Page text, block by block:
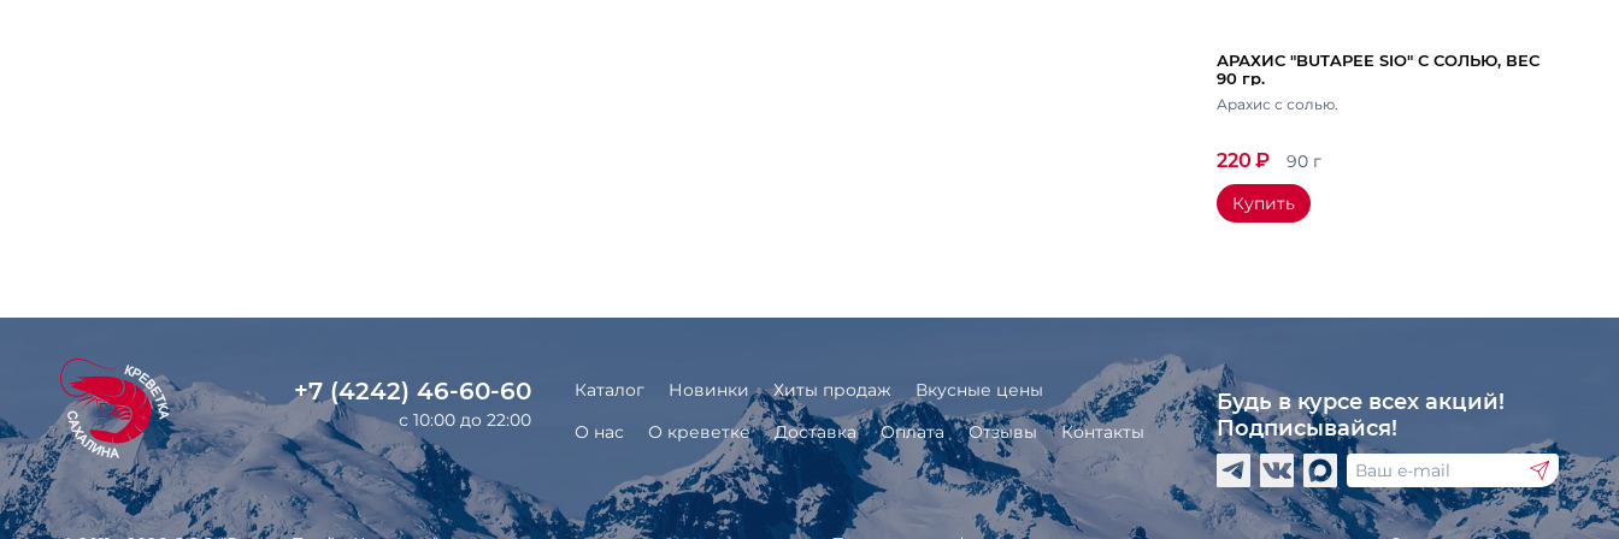
АРАХИС "BUTAPEE SIO" С СОЛЬЮ, ВЕС
90 гр.
Арахис с солью.
220 ₽
90 г
Купить
+7 (4242) 46-60-60
с 10:00 до 22:00
Каталог Новинки Хиты продаж
Вкусные цены
О нас
О креветке Доставка Оплата Отзывы Контакты
Будь в курсе всех акций!
Подписывайся!